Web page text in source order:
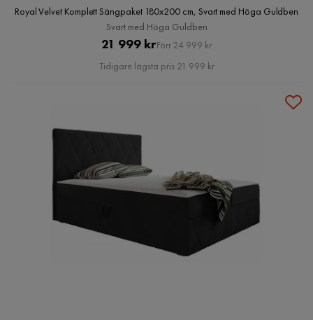
Royal Velvet Komplett Sängpaket 180x200 cm, Svart med Höga Guldben
Svart med Höga Guldben
Pris
21 999 krOriginal
Pris
Förr 24 999 kr
Tidigare lägsta pris 21 999 kr